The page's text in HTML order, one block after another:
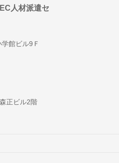
人材派遣セ
館ビル9Ｆ
正ビル2階